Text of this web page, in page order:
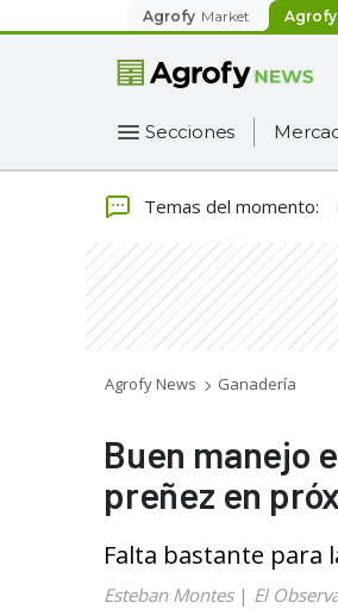
Agrofy Market Agrofy
Secciones
Temas del momento:
Agrofy News Ganadería
Buen manejo
preñez en
Falta bastante para
Esteban Montes| El